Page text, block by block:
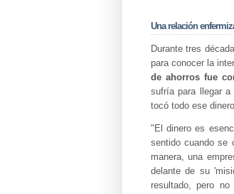
Una relación
Durante tres
para conocer la
de ahorros fue
sufría para llegar
tocó todo ese
"El dinero es
sentido cuando se
manera, una
delante de su
resultado, pero